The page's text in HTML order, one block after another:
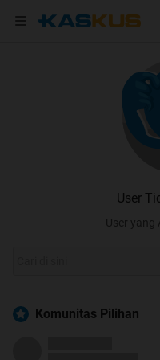
User
User yang
Komunitas Pilihan